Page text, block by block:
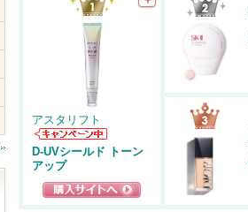
アスタリフト
アスタリフト
からのお知ら
せがあります
D-UVシールド トーン
アップ